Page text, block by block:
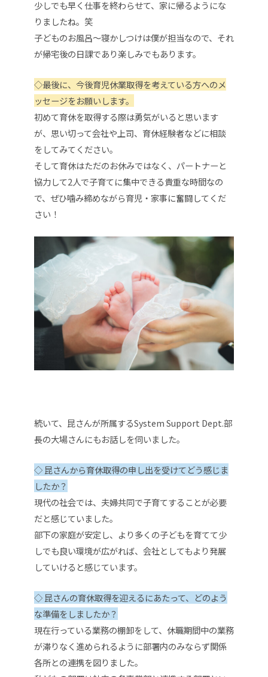
少しでも早く仕事を終わらせて、家に帰るようにな
りましたね。笑
子どものお風呂〜寝かしつけは僕が担当なので、それ
が帰宅後の日課であり楽しみでもあります。
◇最後に、今後育児休業取得を考えている方へのメ
ッセージをお願いします。
初めて育休を取得する際は勇気がいると思います
が、思い切って会社や上司、育休経験者などに相談
をしてみてください。
そして育休はただのお休みではなく、パートナーと
協力して2人で子育てに集中できる貴重な時間なの
で、ぜひ噛み締めながら育児・家事に奮闘してくだ
さい！
続いて、昆さんが所属するSystem Support Dept.部
長の大場さんにもお話しを伺いました。
◇ 昆さんから育休取得の申し出を受けてどう感じま
したか？
現代の社会では、夫婦共同で子育てすることが必要
だと感じていました。
部下の家庭が安定し、より多くの子どもを育てて少
しでも良い環境が広がれば、会社としてもより発展
していけると感じています。
◇昆さんの育休取得を迎えるにあたって、どのよう
な準備をしましたか？
現在行っている業務の棚卸をして、休職期間中の業務
が滞りなく進められるように部署内のみならず関係
各所との連携を図りました。